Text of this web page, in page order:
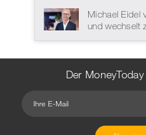
Michael Eidel
und wechselt
Der